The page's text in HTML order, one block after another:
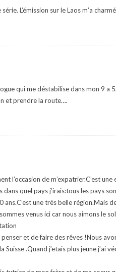
L’émission sur le Laos m’a
qui me déstabilise dans mon 9 a
et prendre la route….
l’occasion de m’expatrier.C’est une
dans quel pays j’irais:tous les pays
ans.C’est une très belle région.Mais
venus ici car nous aimons le
et de faire des rêves !Nous
Suisse .Quand j’etais plus jeune j’ai